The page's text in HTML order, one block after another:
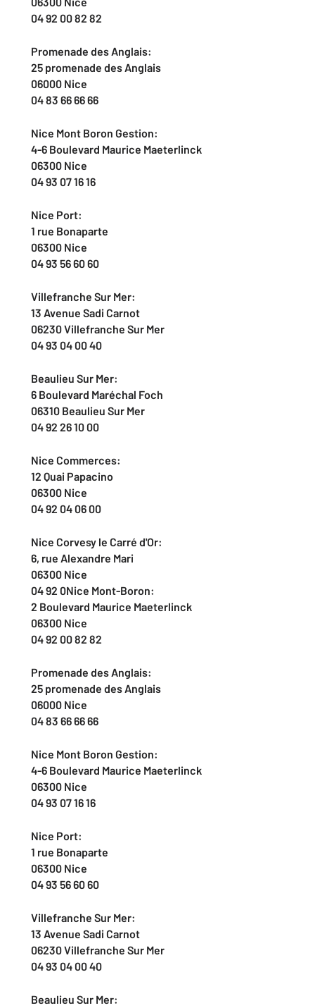
04 92 00 82 82
Promenade des Anglais:
25 promenade des Anglais
06000 Nice
04 83 66 66 66
Nice Mont Boron Gestion:
4-6 Boulevard Maurice Maeterlinck
06300 Nice
04 93 07 16 16
Nice Port:
1 rue Bonaparte
06300 Nice
04 93 56 60 60
Villefranche Sur Mer:
13 Avenue Sadi Carnot
06230 Villefranche Sur Mer
04 93 04 00 40
Beaulieu Sur Mer:
6 Boulevard Maréchal Foch
06310 Beaulieu Sur Mer
04 92 26 10 00
Nice Commerces:
12 Quai Papacino
06300 Nice
04 92 04 06 00
Nice Corvesy le Carré d'Or:
6, rue Alexandre Mari
06300 Nice
04 92 0Nice Mont-Boron:
2 Boulevard Maurice Maeterlinck
06300 Nice
04 92 00 82 82
Promenade des Anglais:
25 promenade des Anglais
06000 Nice
04 83 66 66 66
Nice Mont Boron Gestion:
4-6 Boulevard Maurice Maeterlinck
06300 Nice
04 93 07 16 16
Nice Port:
1 rue Bonaparte
06300 Nice
04 93 56 60 60
Villefranche Sur Mer:
13 Avenue Sadi Carnot
06230 Villefranche Sur Mer
04 93 04 00 40
Beaulieu Sur Mer: